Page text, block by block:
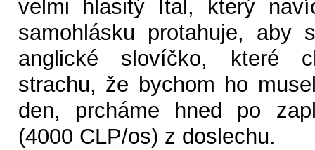
velmi hlasitý Ital, který
samohlásku protahuje, aby
anglické slovíčko, které
strachu, že bychom ho
den, prcháme hned po
(4000 CLP/os) z doslechu.